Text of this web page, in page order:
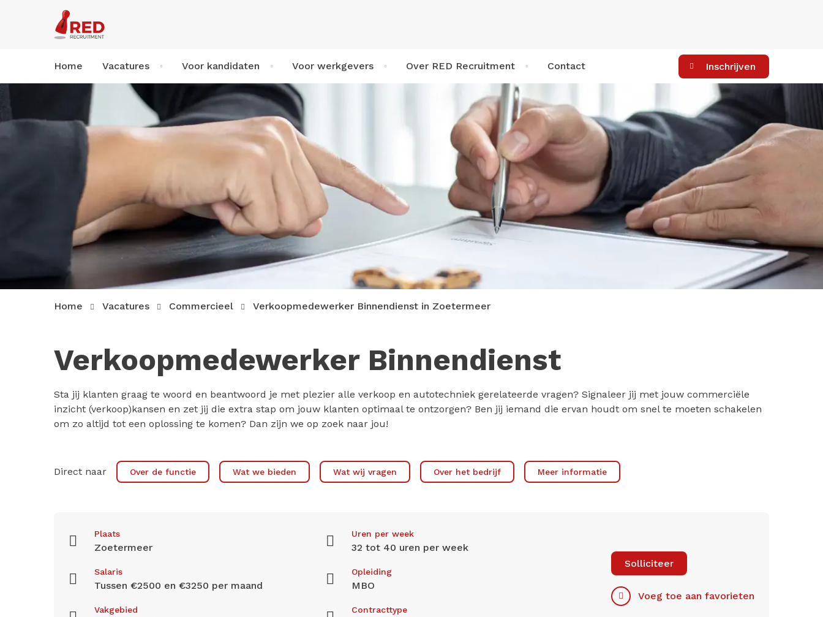
Home Vacatures Voor kandidaten Voor werkgevers Over RED Recruitment Contact Inschrijven
Home Vacatures Commercieel Verkoopmedewerker Binnendienst in Zoetermeer
Verkoopmedewerker Binnendienst
Sta jij klanten graag te woord en beantwoord je met plezier alle verkoop en autotechniek gerelateerde vragen? Signaleer jij met jouw commerciële
inzicht (verkoop)kansen en zet jij die extra stap om jouw klanten optimaal te ontzorgen? Ben jij iemand die ervan houdt om snel te moeten schakelen
om zo altijd tot een oplossing te komen? Dan zijn we op zoek naar jou!
Direct naar Over de functie Wat we bieden Wat wij vragen Over het bedrijf Meer informatie
Plaats
Zoetermeer
Uren per week
32 tot 40 uren per week
Salaris
Tussen €2500 en €3250 per maand
Opleiding
MBO
Vakgebied Contracttype
Solliciteer
Voeg toe aan favorieten